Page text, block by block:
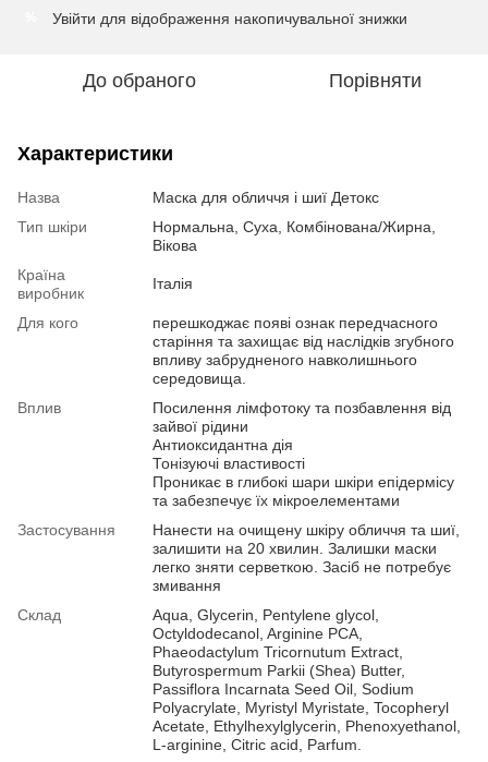
Увійти для відображення накопичувальної знижки
До обраного Порівняти
Характеристики
Назва
Маска для обличчя і шиї Детокс
Тип шкіри
Нормальна, Суха, Комбінована/Жирна,
Вікова
Країна
виробник
Італія
Для кого
перешкоджає появі ознак передчасного
старіння та захищає від наслідків згубного
впливу забрудненого навколишнього
середовища.
Вплив
Посилення лімфотоку та позбавлення від
зайвої рідини
Антиоксидантна дія
Тонізуючі властивості
Проникає в глибокі шари шкіри епідермісу
та забезпечує їх мікроелементами
Застосування
Нанести на очищену шкіру обличчя та шиї,
залишити на 20 хвилин. Залишки маски
легко зняти серветкою. Засіб не потребує
змивання
Склад
Aqua, Glycerin, Pentylene glycol,
Octyldodecanol, Arginine PCA,
Phaeodactylum Tricornutum Extract,
Butyrospermum Parkii (Shea) Butter,
Passiflora Incarnata Seed Oil, Sodium
Polyacrylate, Myristyl Myristate, Tocopheryl
Acetate, Ethylhexylglycerin, Phenoxyethanol,
L-arginine, Citric acid, Parfum.